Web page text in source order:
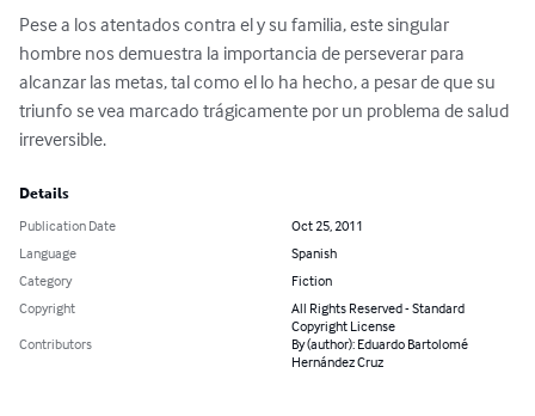
Pese a los atentados contra el y su familia, este singular
hombre nos demuestra la importancia de perseverar para
alcanzar las metas, tal como el lo ha hecho, a pesar de que su
triunfo se vea marcado trágicamente por un problema de salud
irreversible.
Details
Publication Date
Oct 25, 2011
Language
Spanish
Category
Fiction
Copyright
All Rights Reserved - Standard
Copyright License
Contributors
By (author): Eduardo Bartolomé
Hernández Cruz